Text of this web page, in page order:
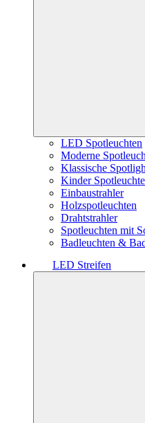
LED Spotleuchten
Moderne
Klassische
Kinder
Einbaustrahler
Holzspotleuchten
Drahtstrahler
Spotleuchten mit
Badleuchten &
LED Streifen